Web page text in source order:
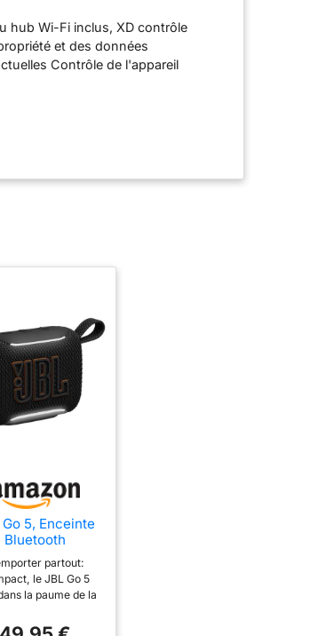
hub Wi-Fi inclus, XD contrôle
et des données
Contrôle de l'appareil
intempéries : XD est certifié IP60 et
rend parfait pour vivre à
long de l'été Tolérant à la
dans votre région et
personnaliser les
les minuteurs et contrôleurs B-
nationale de protection de
5, Enceinte
Bluetooth
Noir
partout:
le JBL Go 5
la paume de la
légendaire avec